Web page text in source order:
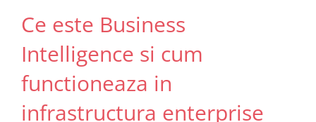
Ce este Business
Intelligence si cum
functioneaza in
infrastructura enterprise